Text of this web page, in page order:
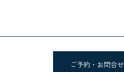
ご予約・お問合せ